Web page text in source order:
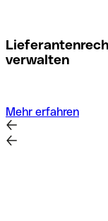
verwalten
Mehr erfahren